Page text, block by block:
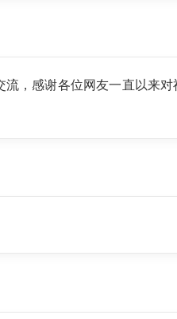
，感谢各位网友一直以来